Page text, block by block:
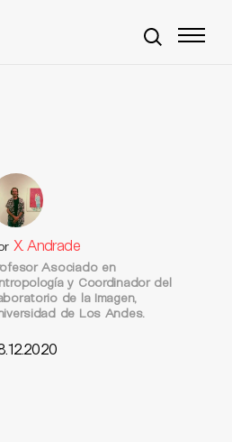
X. Andrade
Asociado en
y Coordinador del
de la Imagen,
de Los Andes.